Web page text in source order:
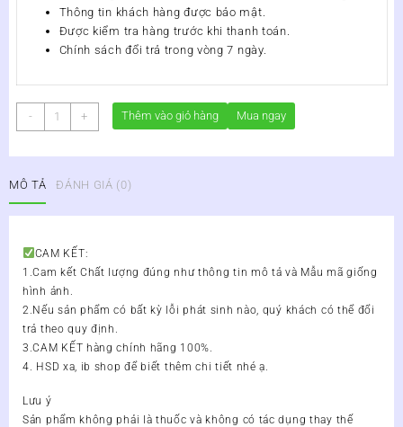
Thông tin khách hàng được bảo mật.
Được kiểm tra hàng trước khi thanh toán.
Chính sách đổi trả trong vòng 7 ngày.
-
9B
Ginseng
100
Viên
Uống
Sâm
Cường
số
lượng
+ Thêm vào giỏ hàng Mua ngay
MÔ TẢ ĐÁNH GIÁ (0)
CAM KẾT:
1.Cam kết Chất lượng đúng như thông tin mô tả và Mẫu mã giống
hình ảnh.
2.Nếu sản phẩm có bất kỳ lỗi phát sinh nào, quý khách có thể đổi
trả theo quy định.
3.CAM KẾT hàng chính hãng 100%.
4. HSD xa, ib shop để biết thêm chi tiết nhé ạ.
Lưu ý
Sản phẩm không phải là thuốc và không có tác dụng thay thế